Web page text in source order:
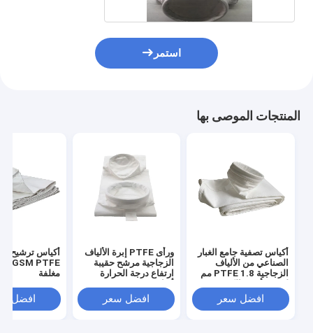
استمر
المنتجات الموصى بها
أكياس تصفية جامع الغبار
الصناعي من الألياف
الزجاجية PTFE 1.8 مم
افضل سعر
ورأى PTFE إبرة الألياف
الزجاجية مرشح حقيبة
ارتفاع درجة الحرارة
افضل سعر
أكياس ترشيح
مغلفة
افضل